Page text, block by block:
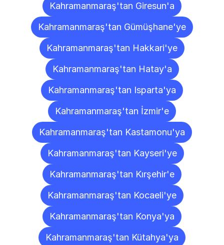
Kahramanmaraş'tan Giresun'a
Kahramanmaraş'tan Gümüşhane'ye
Kahramanmaraş'tan Hakkari'ye
Kahramanmaraş'tan Hatay'a
Kahramanmaraş'tan Isparta'ya
Kahramanmaraş'tan İzmir'e
Kahramanmaraş'tan Kastamonu'ya
Kahramanmaraş'tan Kayseri'ye
Kahramanmaraş'tan Kırşehir'e
Kahramanmaraş'tan Kocaeli'ye
Kahramanmaraş'tan Konya'ya
Kahramanmaraş'tan Kütahya'ya